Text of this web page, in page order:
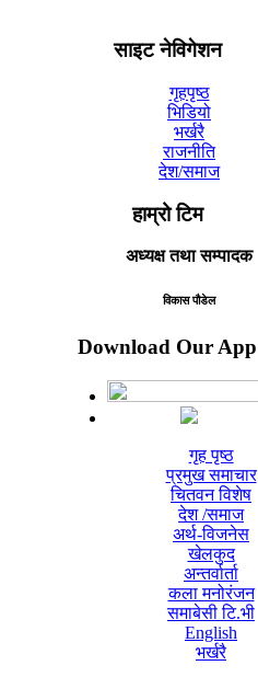
साइट नेविगेशन
गृहपृष्ठ
भिडियो
भर्खरै
राजनीति
देश/समाज
हाम्रो टिम
अध्यक्ष तथा सम्पादक
विकास पौडेल
Download Our App
गृह पृष्ठ
प्रमुख समाचार
चितवन विशेष
देश /समाज
अर्थ-विजनेस
खेलकुद
अन्तर्वार्ता
कला मनोरंजन
समाबेसी टि.भी
English
भर्खरै